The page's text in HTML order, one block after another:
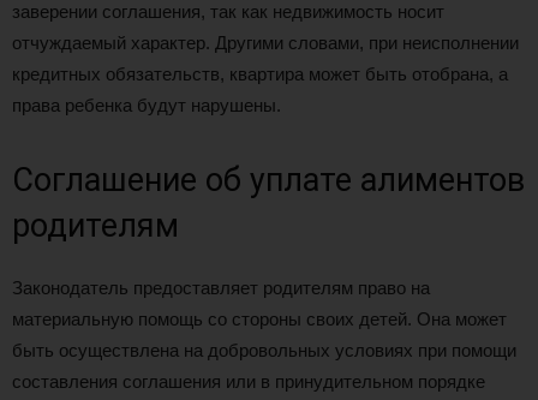
заверении соглашения, так как недвижимость носит
отчуждаемый характер. Другими словами, при неисполнении
кредитных обязательств, квартира может быть отобрана, а
права ребенка будут нарушены.
Соглашение об уплате алиментов
родителям
Законодатель предоставляет родителям право на
материальную помощь со стороны своих детей. Она может
быть осуществлена на добровольных условиях при помощи
составления соглашения или в принудительном порядке